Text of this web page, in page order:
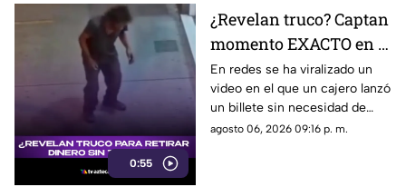
0:55
¿Revelan truco? Captan
momento EXACTO en el
que CAJERO LANZA
BILLETE sin meter
tarjeta
En redes se ha viralizado un
video en el que un cajero lanzó
un billete sin necesidad de
insertar una tarjeta. ¿Hay algún
agosto 06, 2026 09:16 p. m.